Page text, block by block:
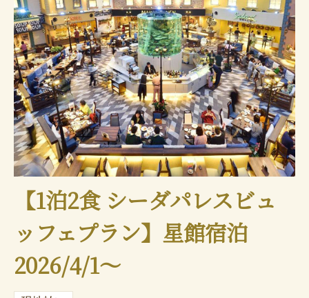
【1泊2食 シーダパレスビュ
ッフェプラン】星館宿泊
2026/4/1～